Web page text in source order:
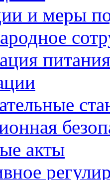
и меры
акты